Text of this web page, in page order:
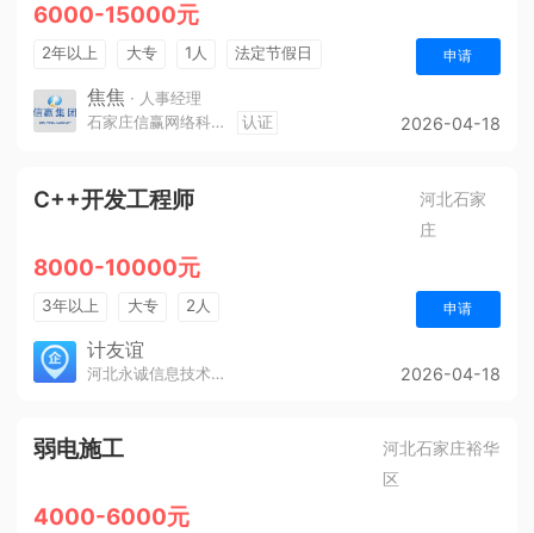
6000-15000元
2年以上 大专 1人
法定节假日
休假制度
销售奖金
综合补贴
包吃住 五险一金
申请
焦焦 · 人事经理
石家庄信赢网络科技有限公司
认证 2026-04-18
C++开发工程师
河北石家
庄
8000-10000元
3年以上 大专 2人 申请
计友谊
河北永诚信息技术有限公司 2026-04-18
弱电施工
河北石家庄裕华
区
4000-6000元